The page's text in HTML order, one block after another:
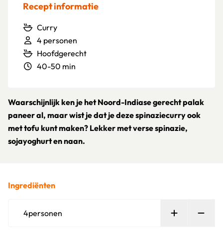
Recept informatie
Curry
4 personen
Hoofdgerecht
40-50 min
Waarschijnlijk ken je het Noord-Indiase gerecht palak
paneer al, maar wist je dat je deze spinaziecurry ook
met tofu kunt maken? Lekker met verse spinazie,
sojayoghurt en naan.
Ingrediënten
4personen Persoon